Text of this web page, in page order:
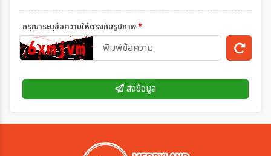
กรุณาระบุข้อความให้ตรงกับรูปภาพ*
ส่งข้อมูล